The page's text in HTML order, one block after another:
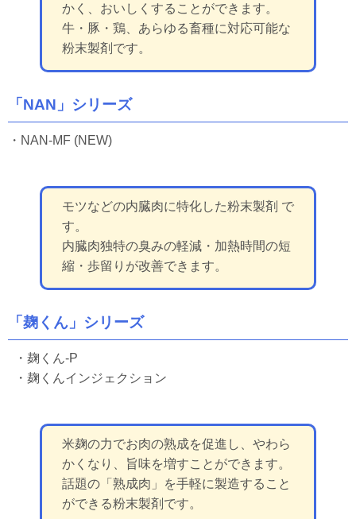
かく、おいしくすることができます。
牛・豚・鶏、あらゆる畜種に対応可能な
粉末製剤です。
「NAN」シリーズ
・NAN-MF (NEW)
モツなどの内臓肉に特化した粉末製剤 で
す。
内臓肉独特の臭みの軽減・加熱時間の短
縮・歩留りが改善できます。
「麹くん」シリーズ
・麹くん-P
・麹くんインジェクション
米麹の力でお肉の熟成を促進し、やわら
かくなり、旨味を増すことができます。
話題の「熟成肉」を手軽に製造すること
ができる粉末製剤です。